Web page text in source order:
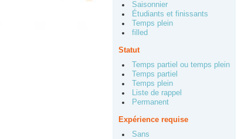
Saisonnier
Étudiants et finissants
Temps plein
filled
Statut
Temps partiel ou temps plein
Temps partiel
Temps plein
Liste de rappel
Permanent
Expérience requise
Sans